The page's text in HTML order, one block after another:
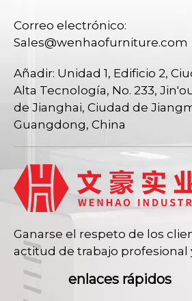
Correo electrónico:
Sales@wenhaofurniture.com
Añadir: Unidad 1, Edificio 2,
Alta Tecnología, No. 233,
de Jianghai, Ciudad de
Guangdong, China
Ganarse el respeto de los
actitud de trabajo profesional
enlaces rápidos